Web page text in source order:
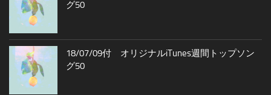
グ50
18/07/09付 オリジナルiTunes週間トップソン
グ50